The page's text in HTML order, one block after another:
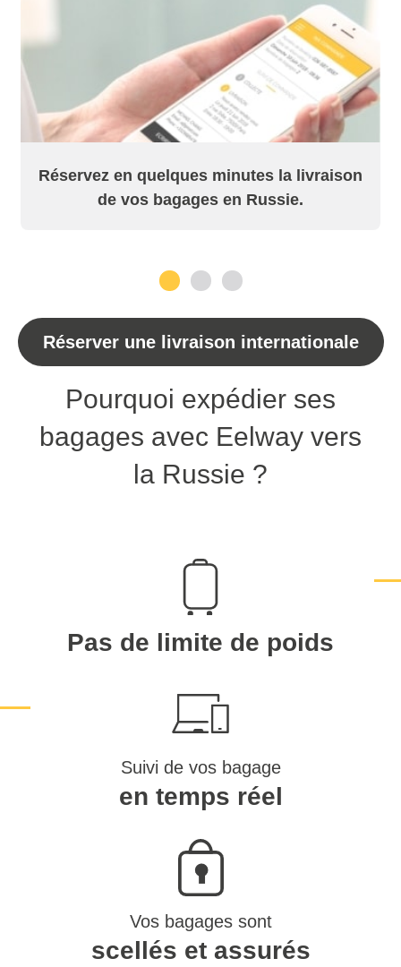
Réservez en quelques minutes la livraison
de vos bagages en Russie.
Réserver une livraison internationale
Pourquoi expédier ses
bagages avec Eelway vers
la Russie ?
Pas de limite de poids
Suivi de vos bagage
en temps réel
Vos bagages sont
scellés et assurés